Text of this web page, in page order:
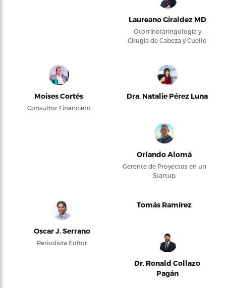
Laureano Giraldez MD
Otorrinolaringología y
Cirugía de Cabeza y Cuello
Moises Cortés
Consultor Financiero
Dra. Natalie Pérez Luna
Orlando Alomá
Gerente de Proyectos en un
Startup
Oscar J. Serrano
Periodista Editor
Tomás Ramírez
Dr. Ronald Collazo
Pagán